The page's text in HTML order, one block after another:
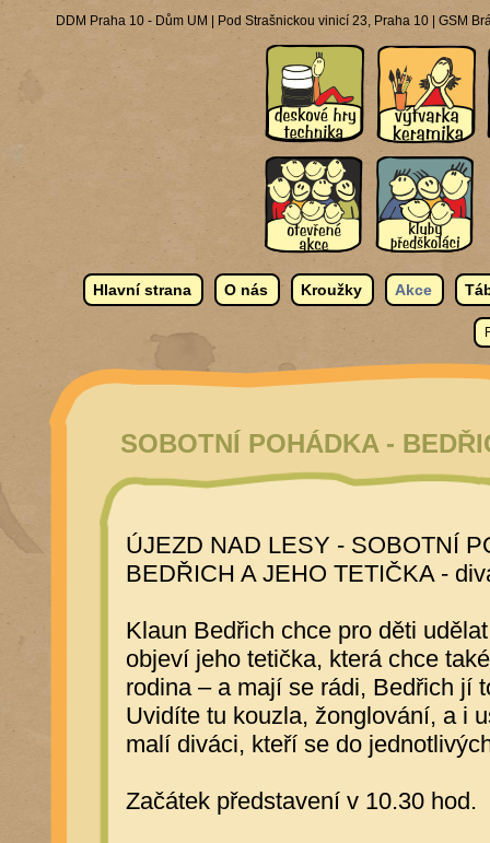
DDM Praha 10 - Dům UM | Pod Strašnickou vinicí 23, Praha 10 | GSM
Hlavní strana O nás Kroužky Akce
SOBOTNÍ POHÁDKA -
ÚJEZD NAD LESY - SOBOTNÍ
BEDŘICH A JEHO TETIČKA -
Klaun Bedřich chce pro děti
objeví jeho tetička, která chce
rodina – a mají se rádi, Bedřich jí
Uvidíte tu kouzla, žonglování, a i
malí diváci, kteří se do
Začátek představení v 10.30 hod.